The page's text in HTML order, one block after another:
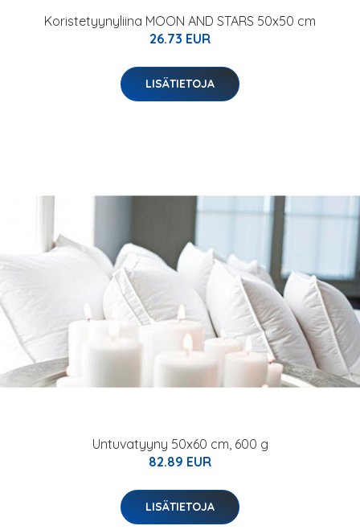
Koristetyynyliina MOON AND STARS 50x50 cm
26.73 EUR
LISÄTIETOJA
Untuvatyyny 50x60 cm, 600 g
82.89 EUR
LISÄTIETOJA